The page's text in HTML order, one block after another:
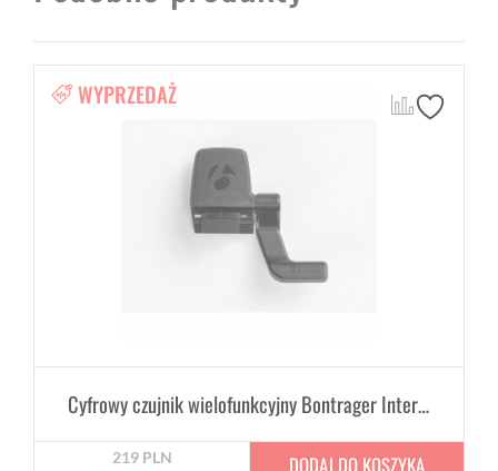
WYPRZEDAŻ
Cyfrowy czujnik wielofunkcyjny Bontrager Interchange Digital Combo
219 PLN DODAJ DO KOSZYKA